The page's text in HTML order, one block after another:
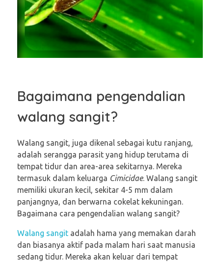
Bagaimana pengendalian
walang sangit?
Walang sangit, juga dikenal sebagai kutu ranjang,
adalah serangga parasit yang hidup terutama di
tempat tidur dan area-area sekitarnya. Mereka
termasuk dalam keluarga Cimicidae. Walang sangit
memiliki ukuran kecil, sekitar 4-5 mm dalam
panjangnya, dan berwarna cokelat kekuningan.
Bagaimana cara pengendalian walang sangit?
Walang sangit adalah hama yang memakan darah
dan biasanya aktif pada malam hari saat manusia
sedang tidur. Mereka akan keluar dari tempat